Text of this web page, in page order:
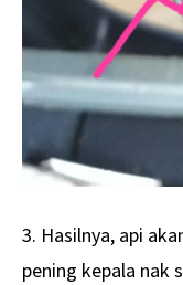
3. Hasilnya, api
pening kepala nak